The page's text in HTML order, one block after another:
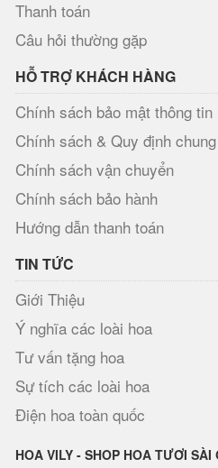
Thanh toán
Câu hỏi thường gặp
HỖ TRỢ KHÁCH HÀNG
Chính sách bảo mật thông tin
Chính sách & Quy định chung
Chính sách vận chuyển
Chính sách bảo hành
Hướng dẫn thanh toán
TIN TỨC
Giới Thiệu
Ý nghĩa các loài hoa
Tư vấn tặng hoa
Sự tích các loài hoa
Điện hoa toàn quốc
HOA VILY - SHOP HOA TƯƠI SÀI